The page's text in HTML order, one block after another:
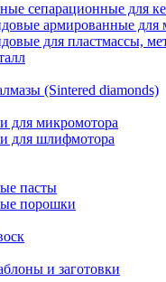
сепарационные для
армированные для
для пластмассы,
(Sintered diamonds)
для микромотора
для шлифмотора
пасты
порошки
и заготовки